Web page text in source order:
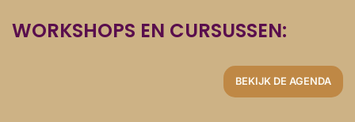
WORKSHOPS EN CURSUSSEN:
BEKIJK DE AGENDA